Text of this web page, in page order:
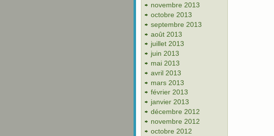
novembre 2013
octobre 2013
septembre 2013
août 2013
juillet 2013
juin 2013
mai 2013
avril 2013
mars 2013
février 2013
janvier 2013
décembre 2012
novembre 2012
octobre 2012